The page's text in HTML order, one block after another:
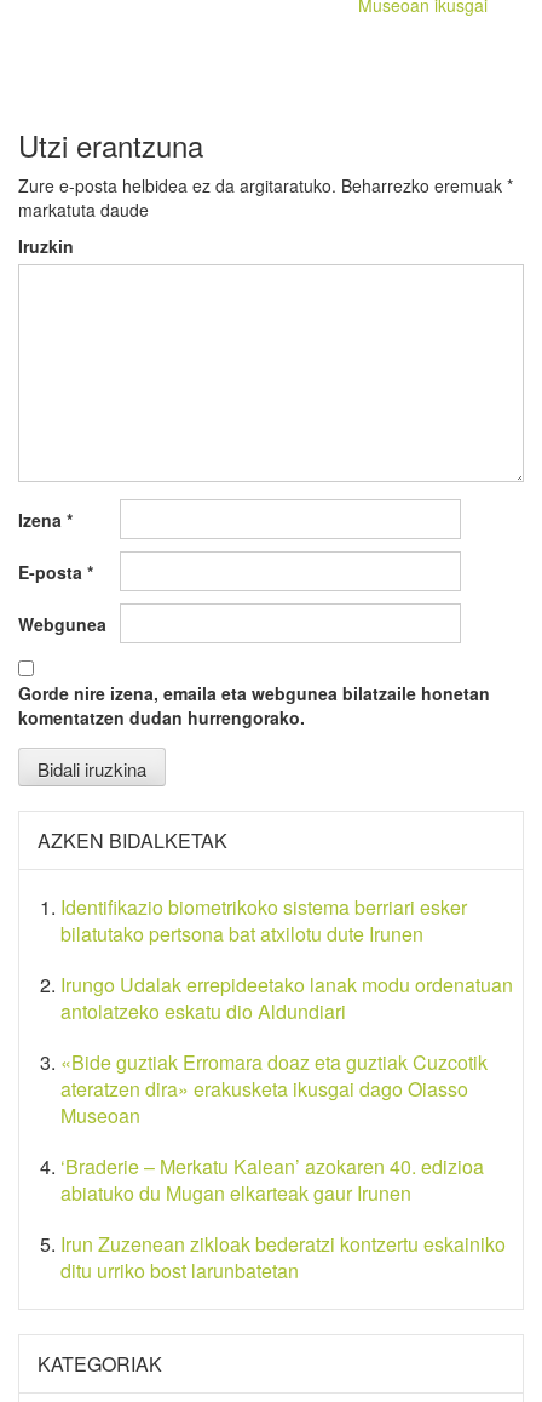
Utzi erantzuna
Zure e-posta helbidea ez da argitaratuko. Beharrezko eremuak *
markatuta daude
Iruzkin
Izena *
E-posta *
Webgunea
Gorde nire izena, emaila eta webgunea bilatzaile honetan
komentatzen dudan hurrengorako.
AZKEN BIDALKETAK
Identifikazio biometrikoko sistema berriari esker
bilatutako pertsona bat atxilotu dute Irunen
Irungo Udalak errepideetako lanak modu ordenatuan
antolatzeko eskatu dio Aldundiari
«Bide guztiak Erromara doaz eta guztiak Cuzcotik
ateratzen dira» erakusketa ikusgai dago Oiasso
Museoan
‘Braderie – Merkatu Kalean’ azokaren 40. edizioa
abiatuko du Mugan elkarteak gaur Irunen
Irun Zuzenean zikloak bederatzi kontzertu eskainiko
ditu urriko bost larunbatetan
KATEGORIAK